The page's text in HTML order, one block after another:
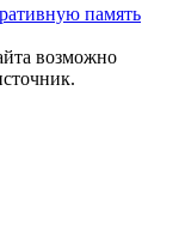
память
возможно